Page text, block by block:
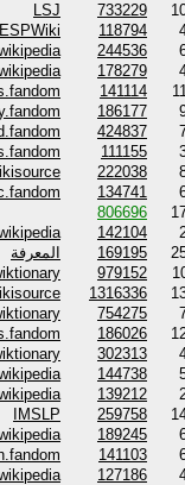
LSJ 733229
118794
244536
178279
141114
186177
424837
111155
222038
134741
806696
142104
المعرفة 169195
979152
1316336
754275
186026
302313
144738
139212
IMSLP 259758
189245
141103
127186